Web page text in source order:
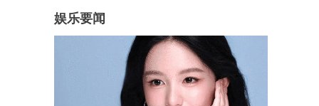
娱乐要闻